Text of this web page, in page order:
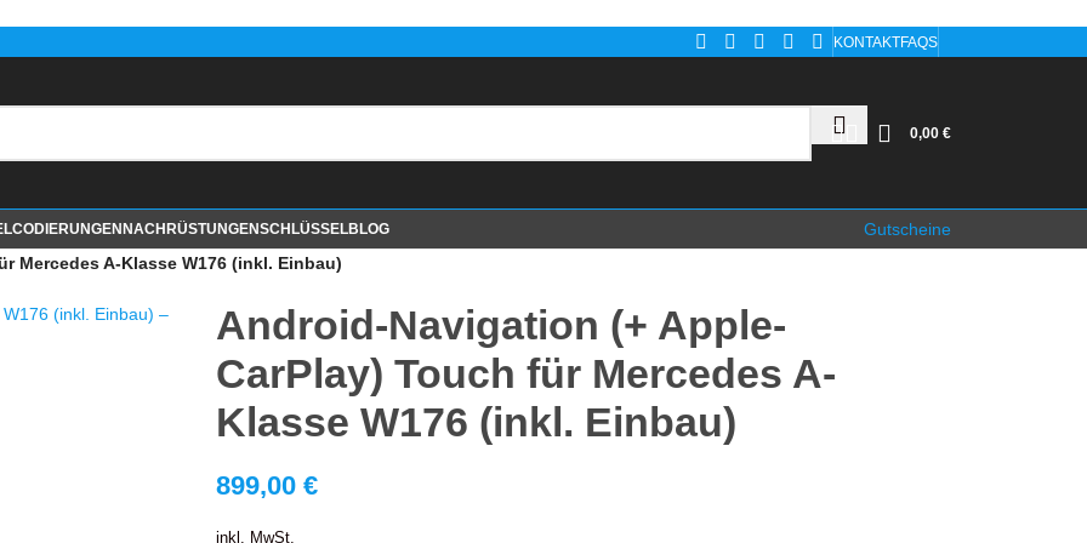
KONTAKTFAQS
0,00 €
CODIERUNGEN NACHRÜSTUNGENSCHLÜSSELBLOG
Gutscheine
Mercedes A-Klasse W176 (inkl. Einbau)
Android-Navigation (+ Apple-
CarPlay) Touch für Mercedes A-
Klasse W176 (inkl. Einbau)
899,00 €
inkl. MwSt.